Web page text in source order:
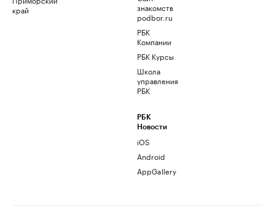
край
знакомств
podbor.ru
РБК
Компании
РБК Курсы
Школа
управления
РБК
РБК
Новости
iOS
Android
AppGallery